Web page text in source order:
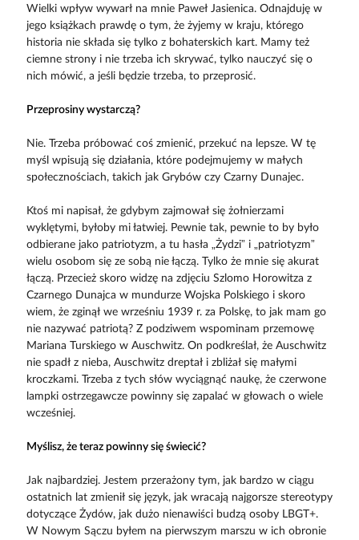
Wielki wpływ wywarł na mnie Paweł Jasienica. Odnajduję w
jego książkach prawdę o tym, że żyjemy w kraju, którego
historia nie składa się tylko z bohaterskich kart. Mamy też
ciemne strony i nie trzeba ich skrywać, tylko nauczyć się o
nich mówić, a jeśli będzie trzeba, to przeprosić.
Przeprosiny wystarczą?
Nie. Trzeba próbować coś zmienić, przekuć na lepsze. W tę
myśl wpisują się działania, które podejmujemy w małych
społecznościach, takich jak Grybów czy Czarny Dunajec.
Ktoś mi napisał, że gdybym zajmował się żołnierzami
wyklętymi, byłoby mi łat­wiej. Pewnie tak, pewnie to by było
odbierane jako patriotyzm, a tu hasła „Żydzi” i „patriotyzm”
wielu osobom się ze sobą nie łączą. Tylko że mnie się akurat
łączą. Przecież skoro widzę na zdjęciu Szlomo Horowitza z
Czarnego Dunajca w mundurze Wojska Polskiego i skoro
wiem, że zginął we wrześniu 1939 r. za Polskę, to jak mam go
nie nazywać patriotą? Z podziwem wspominam przemowę
Mariana Turskiego w Auschwitz. On podkreślał, że Auschwitz
nie spadł z nieba, Auschwitz dreptał i zbliżał się małymi
kroczkami. Trzeba z tych słów wyciągnąć naukę, że czerwone
lampki ostrzegawcze powinny się zapalać w głowach o wiele
wcześniej.
Myślisz, że teraz powinny się świecić?
Jak najbardziej. Jestem przerażony tym, jak bardzo w ciągu
ostatnich lat zmienił się język, jak wracają najgorsze stereotypy
dotyczące Żydów, jak dużo nienawiści budzą osoby LBGT+.
W Nowym Sączu byłem na pierwszym marszu w ich obronie